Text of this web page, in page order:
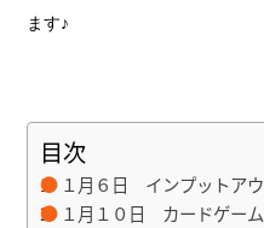
ます♪
目次
１月６日 インプットア
１月１０日 カードゲーム